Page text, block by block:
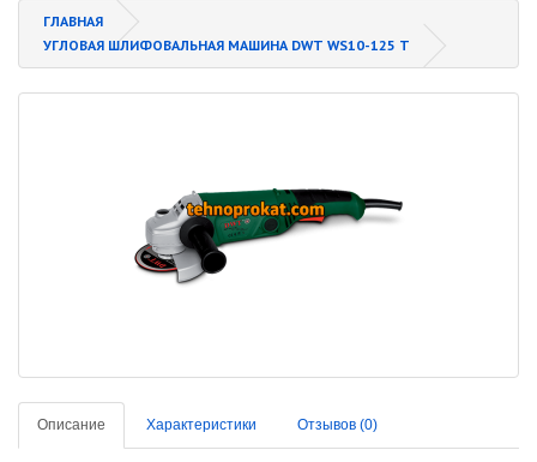
ГЛАВНАЯ
УГЛОВАЯ ШЛИФОВАЛЬНАЯ МАШИНА DWT WS10-125 T
Описание Характеристики Отзывов (0)